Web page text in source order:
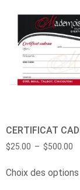
CERTIFICAT
$25.00 – $500.00
Choix des options